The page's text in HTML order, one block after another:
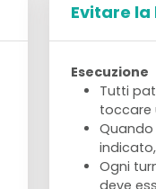
Evitare
Esecuzione
Tutti
toccare
Quando
Ogni
deve